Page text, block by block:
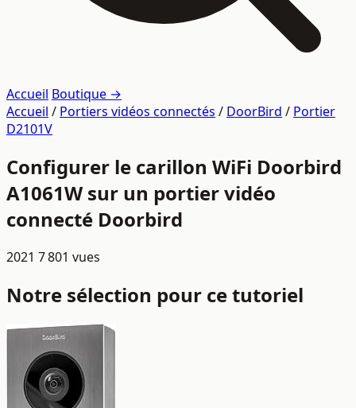
Accueil Boutique →
Accueil / Portiers vidéos connectés / DoorBird / Portier
D2101V
Configurer le carillon WiFi Doorbird
A1061W sur un portier vidéo
connecté Doorbird
2021 7 801 vues
Notre sélection pour ce tutoriel